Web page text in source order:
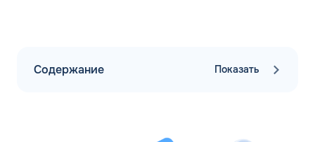
Содержание Показать